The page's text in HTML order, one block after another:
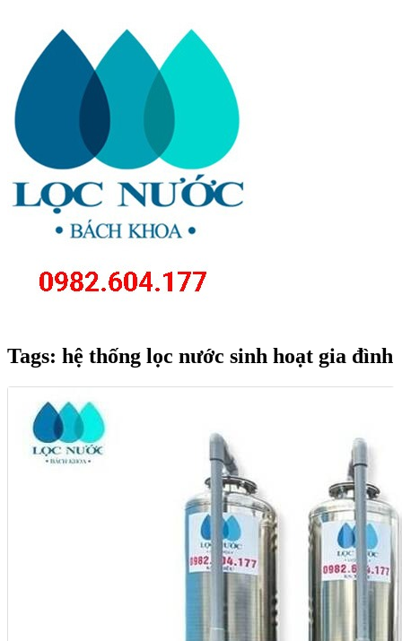
Tags: hệ thống lọc nước sinh hoạt gia đình